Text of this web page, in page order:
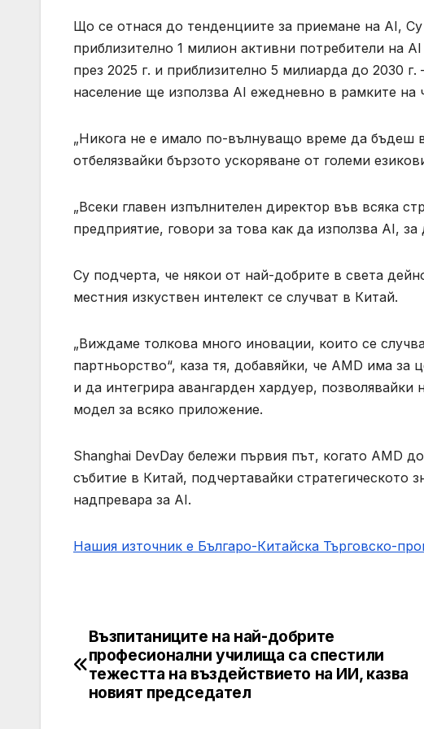
Що се отнася до тенденциите за приемане на AI,
приблизително 1 милион активни потребители на
през 2025 г. и приблизително 5 милиарда до 2030
население ще използва AI ежедневно в рамките на
„Никога не е имало по-вълнуващо време да бъдеш
отбелязвайки бързото ускоряване от големи
„Всеки главен изпълнителен директор във всяка
предприятие, говори за това как да използва AI,
Су подчерта, че някои от най-добрите в света
местния изкуствен интелект се случват в Китай.
„Виждаме толкова много иновации, които се
партньорство“, каза тя, добавяйки, че AMD има
и да интегрира авангарден хардуер,
модел за всяко приложение.
Shanghai DevDay бележи първия път, когато AMD
събитие в Китай, подчертавайки стратегическото
надпревара за AI.
Нашия източник е Българо-Китайска Търговско-
Post
navigation
Възпитаниците на най-добрите
професионални училища са спестили
тежестта на въздействието на ИИ, казва
новият председател